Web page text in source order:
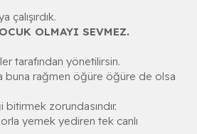
çalışırdık.
OLMAYI SEVMEZ.
tarafından yönetilirsin.
buna rağmen öğüre öğüre de olsa
zorundasındır.
yemek yediren tek canlı